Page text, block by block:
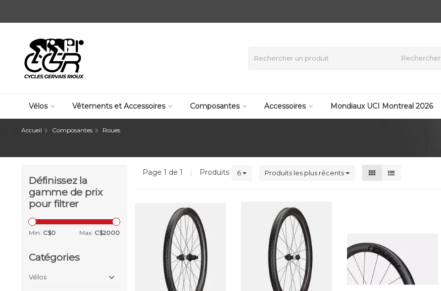
Rechercher
Vélos Vêtements et Accessoires Composantes Accessoires Mondiaux UCI Montreal 2026
Accueil Composantes Roues
Définissez la
gamme de prix
pour filtrer
Min: C$0 Max: C$2000
Catégories
Vélos
Page 1 de 1 | Produits 6 Produits les plus récents